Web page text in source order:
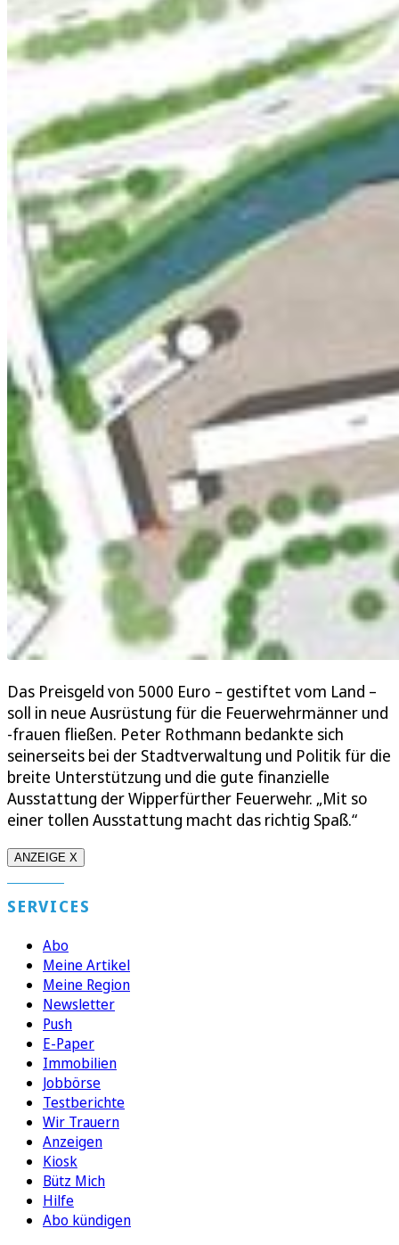
Das Preisgeld von 5000 Euro – gestiftet vom Land –
soll in neue Ausrüstung für die Feuerwehrmänner und
-frauen fließen. Peter Rothmann bedankte sich
seinerseits bei der Stadtverwaltung und Politik für die
breite Unterstützung und die gute finanzielle
Ausstattung der Wipperfürther Feuerwehr. „Mit so
einer tollen Ausstattung macht das richtig Spaß.“
ANZEIGE X
SERVICES
Abo
Meine Artikel
Meine Region
Newsletter
Push
E-Paper
Immobilien
Jobbörse
Testberichte
Wir Trauern
Anzeigen
Kiosk
Bütz Mich
Hilfe
Abo kündigen